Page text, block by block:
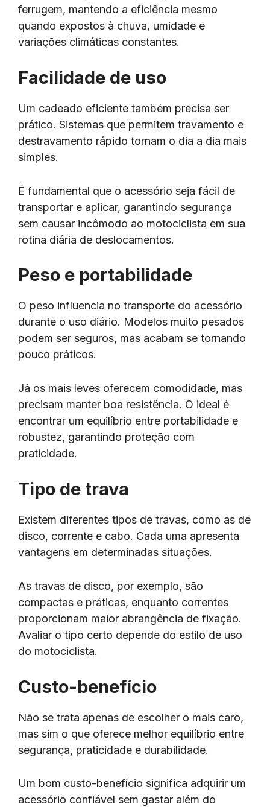
ferrugem, mantendo a eficiência mesmo
quando expostos à chuva, umidade e
variações climáticas constantes.
Facilidade de uso
Um cadeado eficiente também precisa ser
prático. Sistemas que permitem travamento e
destravamento rápido tornam o dia a dia mais
simples.
É fundamental que o acessório seja fácil de
transportar e aplicar, garantindo segurança
sem causar incômodo ao motociclista em sua
rotina diária de deslocamentos.
Peso e portabilidade
O peso influencia no transporte do acessório
durante o uso diário. Modelos muito pesados
podem ser seguros, mas acabam se tornando
pouco práticos.
Já os mais leves oferecem comodidade, mas
precisam manter boa resistência. O ideal é
encontrar um equilíbrio entre portabilidade e
robustez, garantindo proteção com
praticidade.
Tipo de trava
Existem diferentes tipos de travas, como as de
disco, corrente e cabo. Cada uma apresenta
vantagens em determinadas situações.
As travas de disco, por exemplo, são
compactas e práticas, enquanto correntes
proporcionam maior abrangência de fixação.
Avaliar o tipo certo depende do estilo de uso
do motociclista.
Custo-benefício
Não se trata apenas de escolher o mais caro,
mas sim o que oferece melhor equilíbrio entre
segurança, praticidade e durabilidade.
Um bom custo-benefício significa adquirir um
acessório confiável sem gastar além do